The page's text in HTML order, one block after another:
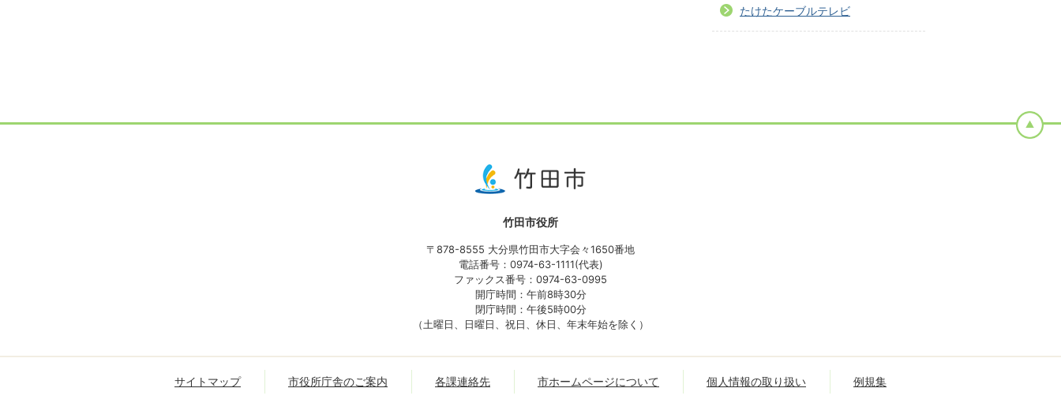
たけたケーブルテレビ
竹田市役所
〒878-8555 大分県竹田市大字会々1650番地
電話番号：0974-63-1111(代表)
ファックス番号：0974-63-0995
開庁時間：午前8時30分
閉庁時間：午後5時00分
（土曜日、日曜日、祝日、休日、年末年始を除く）
サイトマップ 市役所庁舎のご案内 各課連絡先 市ホームページについて 個人情報の取り扱い 例規集